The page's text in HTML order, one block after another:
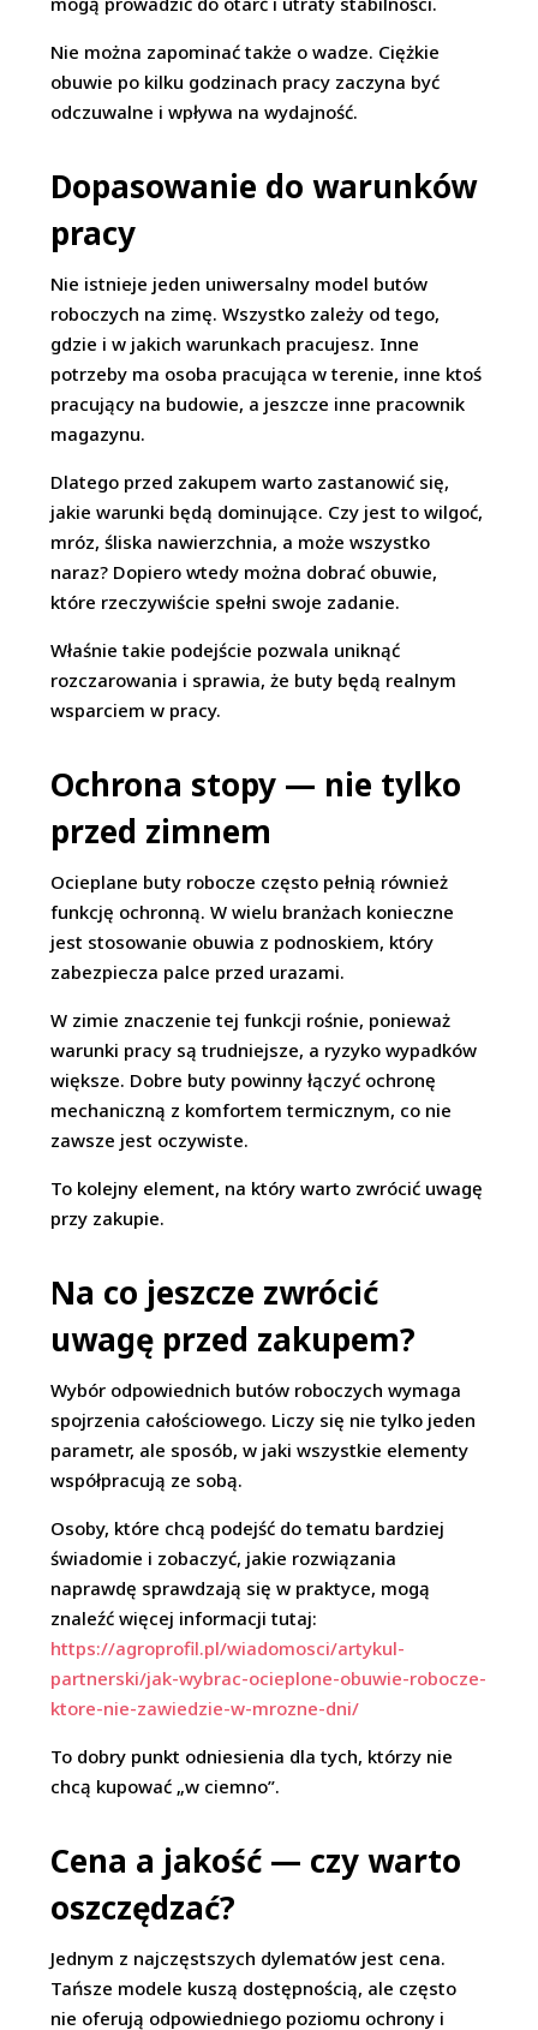
Nie można zapominać także o wadze. Ciężkie
obuwie po kilku godzinach pracy zaczyna być
odczuwalne i wpływa na wydajność.
Dopasowanie do warunków
pracy
Nie istnieje jeden uniwersalny model butów
roboczych na zimę. Wszystko zależy od tego,
gdzie i w jakich warunkach pracujesz. Inne
potrzeby ma osoba pracująca w terenie, inne ktoś
pracujący na budowie, a jeszcze inne pracownik
magazynu.
Dlatego przed zakupem warto zastanowić się,
jakie warunki będą dominujące. Czy jest to wilgoć,
mróz, śliska nawierzchnia, a może wszystko
naraz? Dopiero wtedy można dobrać obuwie,
które rzeczywiście spełni swoje zadanie.
Właśnie takie podejście pozwala uniknąć
rozczarowania i sprawia, że buty będą realnym
wsparciem w pracy.
Ochrona stopy — nie tylko
przed zimnem
Ocieplane buty robocze często pełnią również
funkcję ochronną. W wielu branżach konieczne
jest stosowanie obuwia z podnoskiem, który
zabezpiecza palce przed urazami.
W zimie znaczenie tej funkcji rośnie, ponieważ
warunki pracy są trudniejsze, a ryzyko wypadków
większe. Dobre buty powinny łączyć ochronę
mechaniczną z komfortem termicznym, co nie
zawsze jest oczywiste.
To kolejny element, na który warto zwrócić uwagę
przy zakupie.
Na co jeszcze zwrócić
uwagę przed zakupem?
Wybór odpowiednich butów roboczych wymaga
spojrzenia całościowego. Liczy się nie tylko jeden
parametr, ale sposób, w jaki wszystkie elementy
współpracują ze sobą.
Osoby, które chcą podejść do tematu bardziej
świadomie i zobaczyć, jakie rozwiązania
naprawdę sprawdzają się w praktyce, mogą
znaleźć więcej informacji tutaj:
https://agroprofil.pl/wiadomosci/artykul-
partnerski/jak-wybrac-ocieplone-obuwie-robocze-
ktore-nie-zawiedzie-w-mrozne-dni/
To dobry punkt odniesienia dla tych, którzy nie
chcą kupować „w ciemno”.
Cena a jakość — czy warto
oszczędzać?
Jednym z najczęstszych dylematów jest cena.
Tańsze modele kuszą dostępnością, ale często
nie oferują odpowiedniego poziomu ochrony i